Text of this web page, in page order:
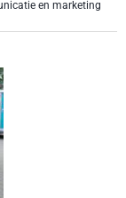
en marketing